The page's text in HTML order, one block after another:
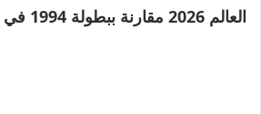
عناصر
العالم 2026 مقارنة ببطولة 1994 في نفس القارة”.